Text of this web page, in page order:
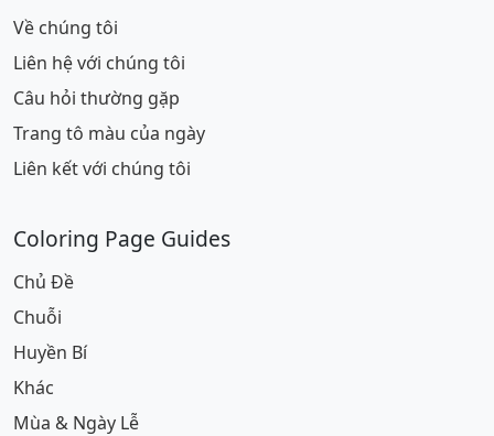
Về chúng tôi
Liên hệ với chúng tôi
Câu hỏi thường gặp
Trang tô màu của ngày
Liên kết với chúng tôi
Coloring Page Guides
Chủ Đề
Chuỗi
Huyền Bí
Khác
Mùa & Ngày Lễ